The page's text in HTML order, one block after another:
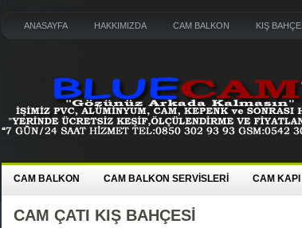
ANASAYFA HAKKIMIZDA CAM BALKON KIŞ
CAM BALKON CAM BALKON SERVİSLERİ CAM KAPI
CAM ÇATI KIŞ BAHÇESİ